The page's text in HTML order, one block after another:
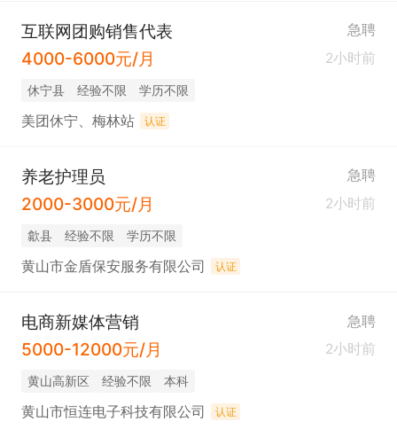
互联网团购销售代表 急聘
4000-6000元/月 2小时前
休宁县 经验不限 学历不限
美团休宁、梅林站 认证
养老护理员 急聘
2000-3000元/月 2小时前
歙县 经验不限 学历不限
黄山市金盾保安服务有限公司 认证
电商新媒体营销 急聘
5000-12000元/月 2小时前
黄山高新区 经验不限 本科
黄山市恒连电子科技有限公司 认证